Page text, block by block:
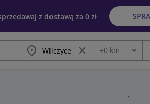
z dostawą za 0 zł
Miasto Wyczyść frazę
Odległość
+0 km